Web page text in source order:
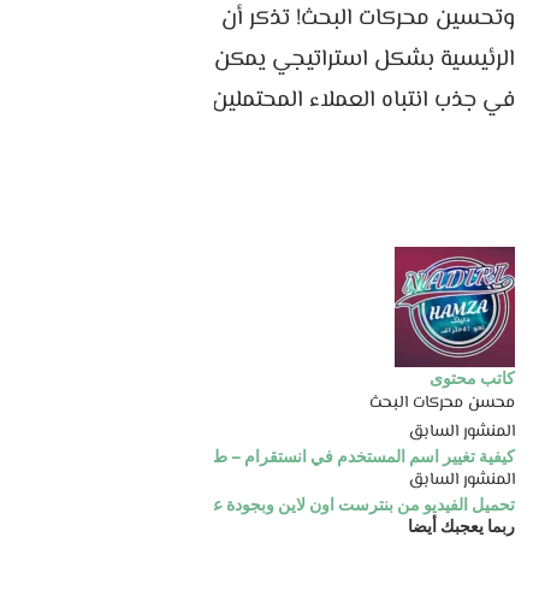
وتحسين محركات البحث! تذكر أن استخدام الكلمات
الرئيسية بشكل استراتيجي يمكن أن يحدث فرقًا كبيرًا
في جذب انتباه العملاء المحتملين إلى عملك.
كاتب محتوى
محسن محركات البحث
المنشور السابق
كيفية تغيير اسم المستخدم في انستقرام – طريقة تغيير اليوزر نيم
المنشور السابق
تحميل الفيديو من بنترست اون لاين وبجودة عالية
ربما يعجبك أيضا